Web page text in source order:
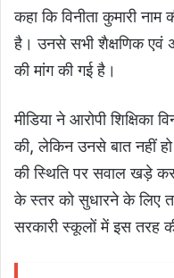
कहा कि विनीता कुमारी नाम
है। उनसे सभी शैक्षणिक एवं
की मांग की गई है।
मीडिया ने आरोपी शिक्षिका
की, लेकिन उनसे बात नहीं हो
की स्थिति पर सवाल खड़े
के स्तर को सुधारने के लिए
सरकारी स्कूलों में इस तरह